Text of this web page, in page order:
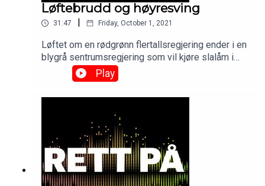
Løftebrudd og høyresving
31:47 Friday, October 1, 2021
Løftet om en rødgrønn flertallsregjering ender i en
blygrå sentrumsregjering som vil kjøre slalåm i
Stortinget. Hvordan kunne tidenes mest
venstreorienterte valgresultat ende slik? Hadde
Jonas Gahr Støre likevel en plan B? Og kan en
omnystudio.com/listener for privacy information.
Play